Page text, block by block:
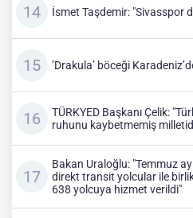
İsmet Taşdemir: "Sivasspor
’Drakula’ böceği
TÜRKYED Başkanı Çelik:
ruhunu kaybetmemiş
Bakan Uraloğlu: "Temmuz
direkt transit yolcular ile
638 yolcuya hizmet verildi"